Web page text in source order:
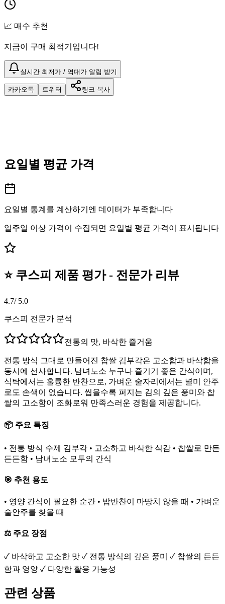
📈 매수 추천
지금이 구매 최적기입니다!
실시간 최저가 / 역대가 알림 받기
카카오톡 트위터 링크 복사
요일별 평균 가격
요일별 통계를 계산하기엔 데이터가 부족합니다
일주일 이상 가격이 수집되면 요일별 평균 가격이 표시됩니다
⭐ 쿠스피 제품 평가 - 전문가 리뷰
4.7/ 5.0
쿠스피 전문가 분석
전통의 맛, 바삭한 즐거움
전통 방식 그대로 만들어진 찹쌀 김부각은 고소함과 바삭함을
동시에 선사합니다. 남녀노소 누구나 즐기기 좋은 간식이며,
식탁에서는 훌륭한 반찬으로, 가벼운 술자리에서는 별미 안주
로도 손색이 없습니다. 씹을수록 퍼지는 김의 깊은 풍미와 찹
쌀의 고소함이 조화로워 만족스러운 경험을 제공합니다.
📦 주요 특징
• 전통 방식 수제 김부각 • 고소하고 바삭한 식감 • 찹쌀로 만든
든든함 • 남녀노소 모두의 간식
🎯 추천 용도
• 영양 간식이 필요한 순간 • 밥반찬이 마땅치 않을 때 • 가벼운
술안주를 찾을 때
⚖️ 주요 장점
✓ 바삭하고 고소한 맛 ✓ 전통 방식의 깊은 풍미 ✓ 찹쌀의 든든
함과 영양 ✓ 다양한 활용 가능성
관련 상품